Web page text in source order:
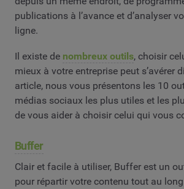
publications à l’avance et d’analyser
ligne.
Il existe de nombreux outils, choisir
mieux à votre entreprise peut s’avérer
article, nous vous présentons les 10
médias sociaux les plus utiles et les
de vous aider à choisir celui qui vous
Buffer
Clair et facile à utiliser, Buffer est un
pour répartir votre contenu tout au